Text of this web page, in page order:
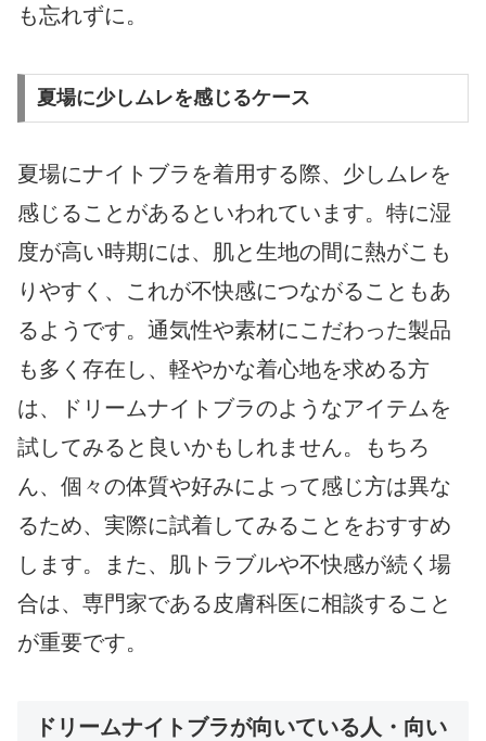
も忘れずに。
夏場に少しムレを感じるケース
夏場にナイトブラを着用する際、少しムレを
感じることがあるといわれています。特に湿
度が高い時期には、肌と生地の間に熱がこも
りやすく、これが不快感につながることもあ
るようです。通気性や素材にこだわった製品
も多く存在し、軽やかな着心地を求める方
は、ドリームナイトブラのようなアイテムを
試してみると良いかもしれません。もちろ
ん、個々の体質や好みによって感じ方は異な
るため、実際に試着してみることをおすすめ
します。また、肌トラブルや不快感が続く場
合は、専門家である皮膚科医に相談すること
が重要です。
ドリームナイトブラが向いている人・向い